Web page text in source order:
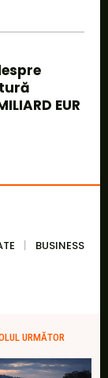
EUR
BUSINESS
URMĂTOR